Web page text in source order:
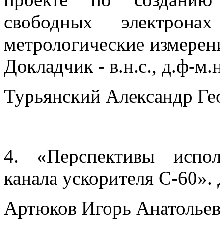
свободных
метрологические
Докладчик - в.н.с., д.ф-
Турьянский Александр
4. «Перспективы
канала ускорителя С-
Артюков Игорь